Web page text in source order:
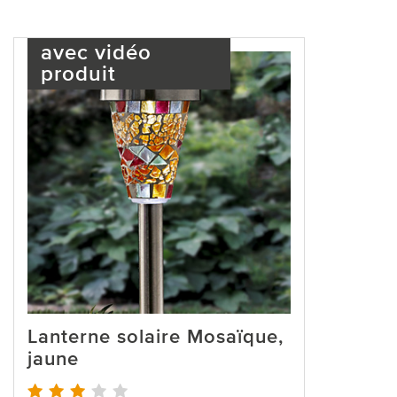
avec vidéo
produit
Lanterne solaire Mosaïque,
jaune